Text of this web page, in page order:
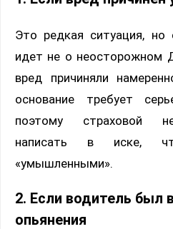
Это редкая ситуация, но
идет не о неосторожном
вред причиняли
основание требует
поэтому страховой
написать в иске,
«умышленными».
2. Если водитель был
опьянения